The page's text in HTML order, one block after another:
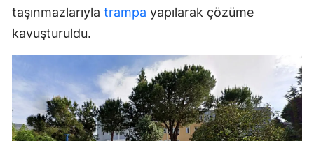
taşınmazlarıyla trampa yapılarak çözüme
kavuşturuldu.